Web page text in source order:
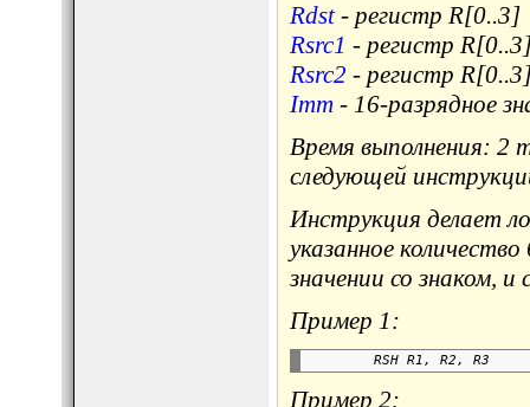
Rdst- регистр R[0..3]
Rsrc1 - регистр
Rsrc2 - регистр
Imm- 16-разрядное
Время выполнения: 2
следующей
Инструкция делает
указанное
значении со знаком, и
Пример 1:
RSH R1,
Пример 2: